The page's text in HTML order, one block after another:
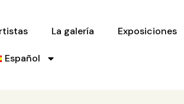
La galería Exposiciones
Español